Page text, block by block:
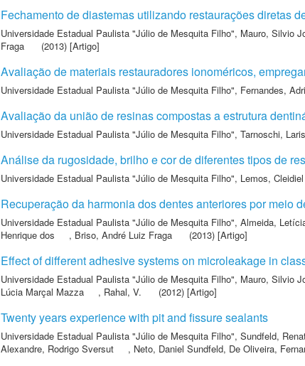
Fechamento de diastemas utilizando restaurações diretas
Universidade Estadual Paulista "Júlio de Mesquita Filho", Mauro, Silvio
Fraga
(2013) [Artigo]
Avaliação de materiais restauradores ionoméricos,
Universidade Estadual Paulista "Júlio de Mesquita Filho", Fernandes,
Avaliação da união de resinas compostas a estrutura
Universidade Estadual Paulista "Júlio de Mesquita Filho", Tarnoschi,
Análise da rugosidade, brilho e cor de diferentes tipos de
Universidade Estadual Paulista "Júlio de Mesquita Filho", Lemos,
Recuperação da harmonia dos dentes anteriores por meio
Universidade Estadual Paulista "Júlio de Mesquita Filho", Almeida,
Henrique dos
, Briso, André Luiz Fraga (2013) [Artigo]
Effect of different adhesive systems on microleakage in
Universidade Estadual Paulista "Júlio de Mesquita Filho", Mauro, Silvio
Lúcia Marçal Mazza
, Rahal, V. (2012) [Artigo]
Twenty years experience with pit and fissure sealants
Universidade Estadual Paulista "Júlio de Mesquita Filho", Sundfeld,
Alexandre, Rodrigo Sversut
, Neto, Daniel Sundfeld, De Oliveira,